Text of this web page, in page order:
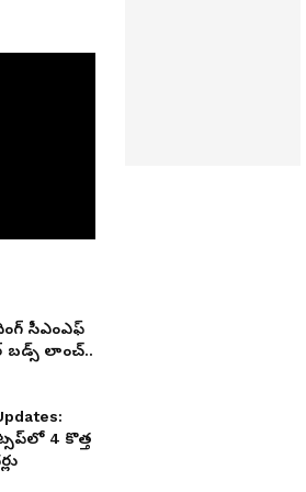
సీఎంఎఫ్
బడ్స్ లాంచ్..
4 కొత్త